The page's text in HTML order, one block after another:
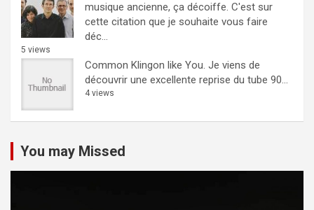
musique ancienne, ça décoiffe. C'est sur
cette citation que je souhaite vous faire
déc...
5 views
Common Klingon like You. Je viens de
découvrir une excellente reprise du tube 90...
4 views
You may Missed